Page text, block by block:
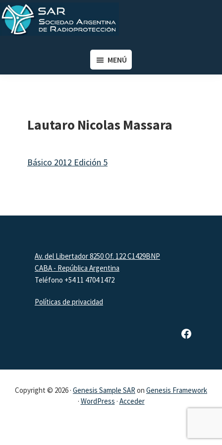
Saltar
al
contenido
Saltar
al
de
MENÚ
Lautaro Nicolas Massara
Básico 2012 Edición 5
FooterAv. del Libertador 8250 Of. 122 C1429BNP
CABA - República Argentina
Teléfono +54 11 4704 1472
Políticas de privacidad
Página de Facebook de SAR
Copyright © 2026 · Genesis Sample SARon Genesis Framework
· WordPress · Acceder